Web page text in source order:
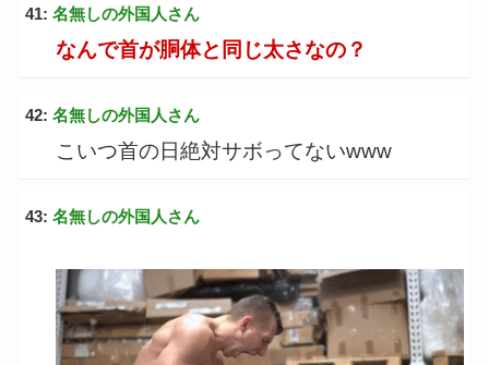
41: 名無しの外国人さん
なんで首が胴体と同じ太さなの？
42: 名無しの外国人さん
こいつ首の日絶対サボってないwww
43: 名無しの外国人さん